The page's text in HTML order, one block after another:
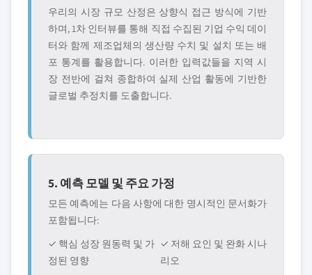
우리의 시장 규모 산정은 상향식 접근 방식에 기반
하며, 1차 인터뷰를 통해 직접 수집된 기업 수익 데이
터와 함께 제조업체의 생산량 수치 및 설치 또는 배
포 통계를 활용합니다. 이러한 입력값들을 지역 시
장 전반에 걸쳐 종합하여 실제 산업 활동에 기반한
글로벌 추정치를 도출합니다.
5. 예측 모델 및 주요 가정
모든 예측에는 다음 사항에 대한 명시적인 문서화가
포함됩니다:
✓ 핵심 성장 원동력 및 가
정된 영향
✓ 저해 요인 및 완화 시나
리오